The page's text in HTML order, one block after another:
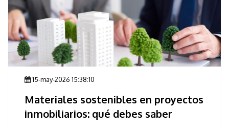
15-may-2026 15:38:10
Materiales sostenibles en proyectos
inmobiliarios: qué debes saber